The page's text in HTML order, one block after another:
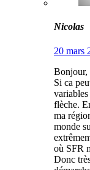
Nicolas
20 mars
Bonjour,
Si ca
flèche.
ma
monde
où SFR
Donc